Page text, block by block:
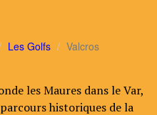
Les Golfs Valcros
les Maures dans le Var,
historiques de la